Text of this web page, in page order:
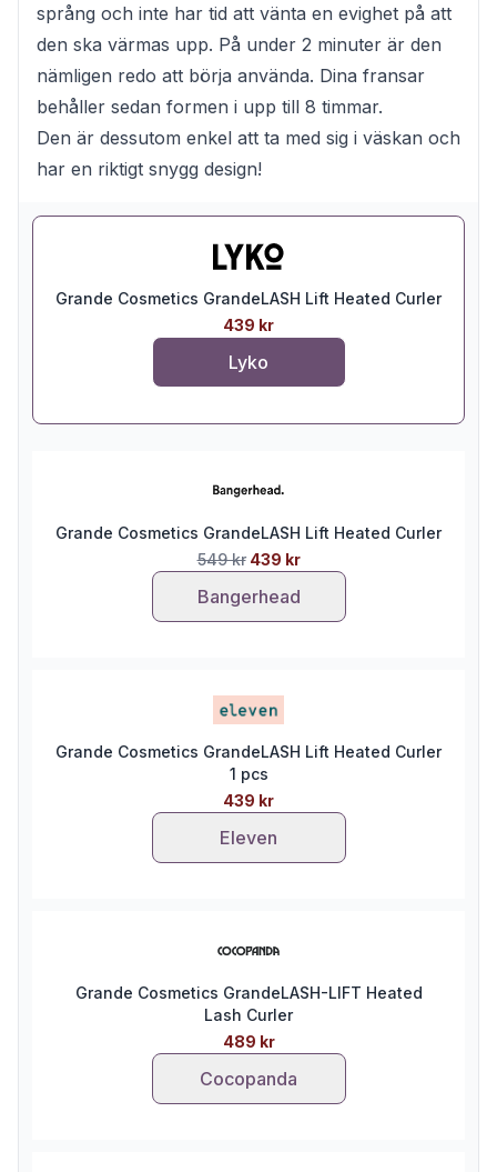
språng och inte har tid att vänta en evighet på att
den ska värmas upp. På under 2 minuter är den
nämligen redo att börja använda. Dina fransar
behåller sedan formen i upp till 8 timmar.
Den är dessutom enkel att ta med sig i väskan och
har en riktigt snygg design!
Grande Cosmetics GrandeLASH Lift Heated Curler
439 kr
Lyko
Grande Cosmetics GrandeLASH Lift Heated Curler
549 kr 439 kr
Bangerhead
Grande Cosmetics GrandeLASH Lift Heated Curler
1 pcs
439 kr
Eleven
Grande Cosmetics GrandeLASH-LIFT Heated
Lash Curler
489 kr
Cocopanda